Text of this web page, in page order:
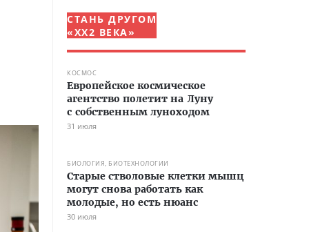
СТАНЬ ДРУГОМ
«XX2 ВЕКА»
КОСМОС
Европейское космическое
агентство полетит на Луну
с собственным луноходом
31 июля
БИОЛОГИЯ, БИОТЕХНОЛОГИИ
Старые стволовые клетки мышц
могут снова работать как
молодые, но есть нюанс
30 июля